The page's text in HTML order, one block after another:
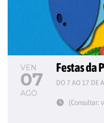
VEN
07
AGO
Festas da
DO 7 AO 17 DE
(Consultar: